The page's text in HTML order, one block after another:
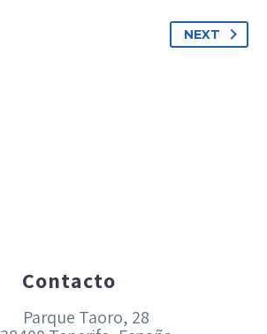
NEXT
Contacto
Parque Taoro, 28